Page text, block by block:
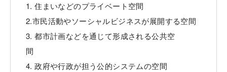
1. 住まいなどのプライベート空間
2.市民活動やソーシャルビジネスが展開する空間
3. 都市計画などを通じて形成される公共空
間
4. 政府や行政が担う公的システムの空間